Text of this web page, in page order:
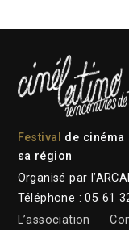
Festival
de cinéma
sa région
Organisé par
Téléphone : 05 61
L’association